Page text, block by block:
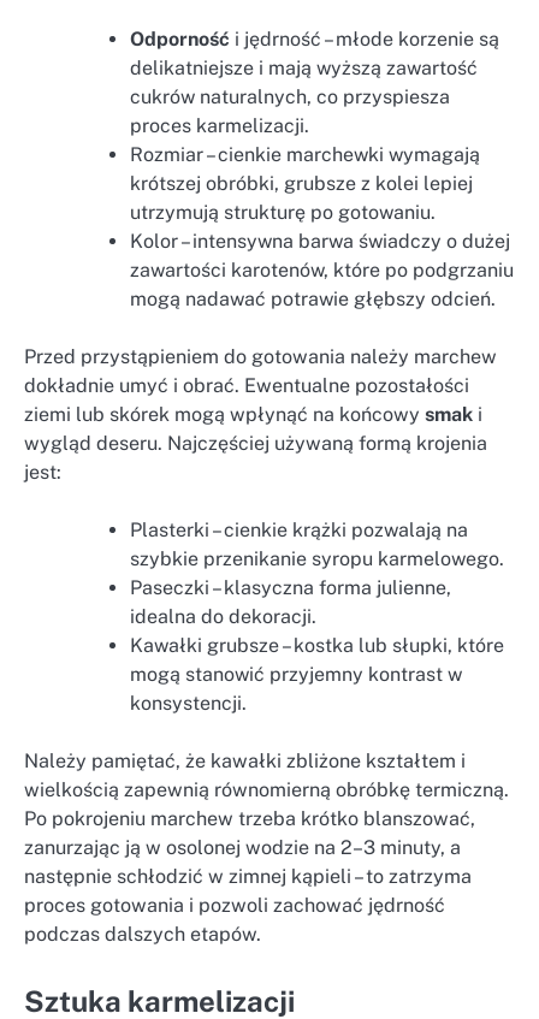
Odporność i jędrność – młode korzenie są
delikatniejsze i mają wyższą zawartość
cukrów naturalnych, co przyspiesza
proces karmelizacji.
Rozmiar – cienkie marchewki wymagają
krótszej obróbki, grubsze z kolei lepiej
utrzymują strukturę po gotowaniu.
Kolor – intensywna barwa świadczy o dużej
zawartości karotenów, które po podgrzaniu
mogą nadawać potrawie głębszy odcień.
Przed przystąpieniem do gotowania należy marchew
dokładnie umyć i obrać. Ewentualne pozostałości
ziemi lub skórek mogą wpłynąć na końcowy smak i
wygląd deseru. Najczęściej używaną formą krojenia
jest:
Plasterki – cienkie krążki pozwalają na
szybkie przenikanie syropu karmelowego.
Paseczki – klasyczna forma julienne,
idealna do dekoracji.
Kawałki grubsze – kostka lub słupki, które
mogą stanowić przyjemny kontrast w
konsystencji.
Należy pamiętać, że kawałki zbliżone kształtem i
wielkością zapewnią równomierną obróbkę termiczną.
Po pokrojeniu marchew trzeba krótko blanszować,
zanurzając ją w osolonej wodzie na 2–3 minuty, a
następnie schłodzić w zimnej kąpieli – to zatrzyma
proces gotowania i pozwoli zachować jędrność
podczas dalszych etapów.
Sztuka karmelizacji